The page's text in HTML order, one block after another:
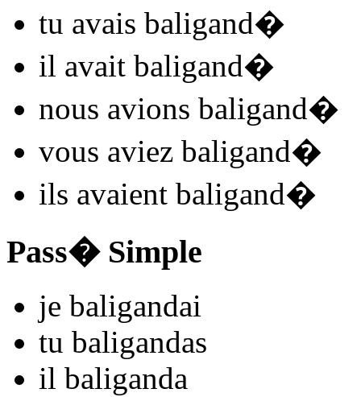
tu avais baligand�
il avait baligand�
nous avions baligand�
vous aviez baligand�
ils avaient baligand�
Pass� Simple
je baligandai
tu baligandas
il baliganda